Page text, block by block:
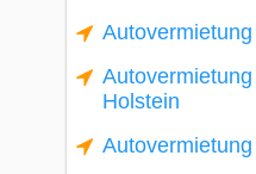
Holstein